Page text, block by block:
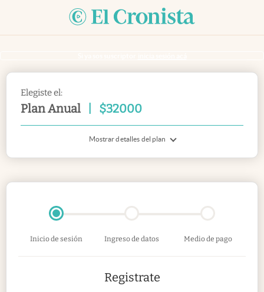
Elegiste el:
Plan Anual $32000
Mostrar detalles del plan
Inicio de sesión Ingreso de datos Medio de pago
Registrate